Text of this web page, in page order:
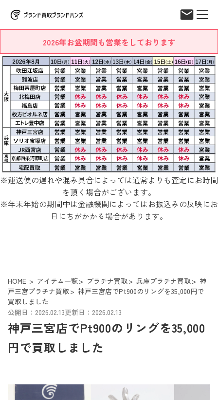
2026年お盆期間も営業をしております
※運送便の遅れや混み具合によっては通常よりも査定にお時間
を頂く場合がございます。
※年末年始の期間中は金融機関によってはお振込みの反映にお
日にちがかかる場合があります。
HOME アイテム一覧 プラチナ買取 兵庫プラチナ買取
神
戸三宮プラチナ買取
神戸三宮店でPt900のリングを35,000円で
買取しました
公開日：2026.02.13更新日：2026.02.13
神戸三宮店でPt900のリングを35,000
円で買取しました